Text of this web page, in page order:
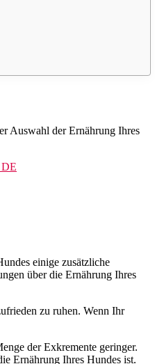
Auswahl der Ernährung Ihres
einige zusätzliche
über die Ernährung Ihres
zu ruhen. Wenn Ihr
der Exkremente geringer.
Ernährung Ihres Hundes ist.